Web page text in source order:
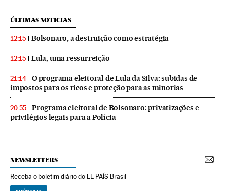
ÚLTIMAS NOTICIAS
12:15 Bolsonaro, a destruição como estratégia
12:15 Lula, uma ressurreição
21:14
O programa eleitoral de Lula da Silva: subidas de
impostos para os ricos e proteção para as minorias
20:55
Programa eleitoral de Bolsonaro: privatizações e
privilégios legais para a Polícia
NEWSLETTERS
Receba o boletim diário do EL PAÍS Brasil